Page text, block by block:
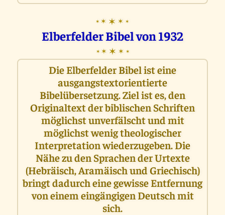
✶ ✶ ✶ ✶ ✶
Elberfelder Bibel von 1932
✶ ✶ ✶ ✶ ✶
Die Elberfelder Bibel ist eine
ausgangstextorientierte
Bibelübersetzung. Ziel ist es, den
Originaltext der biblischen Schriften
möglichst unverfälscht und mit
möglichst wenig theologischer
Interpretation wiederzugeben. Die
Nähe zu den Sprachen der Urtexte
(Hebräisch, Aramäisch und Griechisch)
bringt dadurch eine gewisse Entfernung
von einem eingängigen Deutsch mit
sich.